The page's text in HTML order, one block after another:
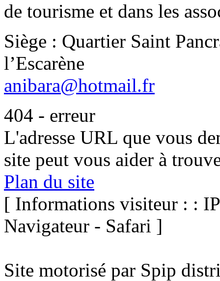
de tourisme et dans les
Siège : Quartier Saint
l’Escarène
anibara@hotmail.fr
404 - erreur
L'adresse URL que vous
site peut vous aider à
Plan du site
[ Informations visiteur : :
Navigateur - Safari ]
Site motorisé par Spip